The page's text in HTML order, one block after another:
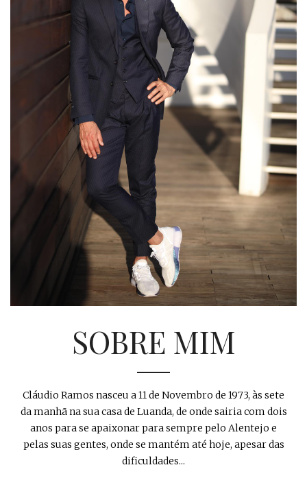
SOBRE MIM
Cláudio Ramos nasceu a 11 de Novembro de 1973, às sete
da manhã na sua casa de Luanda, de onde sairia com dois
anos para se apaixonar para sempre pelo Alentejo e
pelas suas gentes, onde se mantém até hoje, apesar das
dificuldades...